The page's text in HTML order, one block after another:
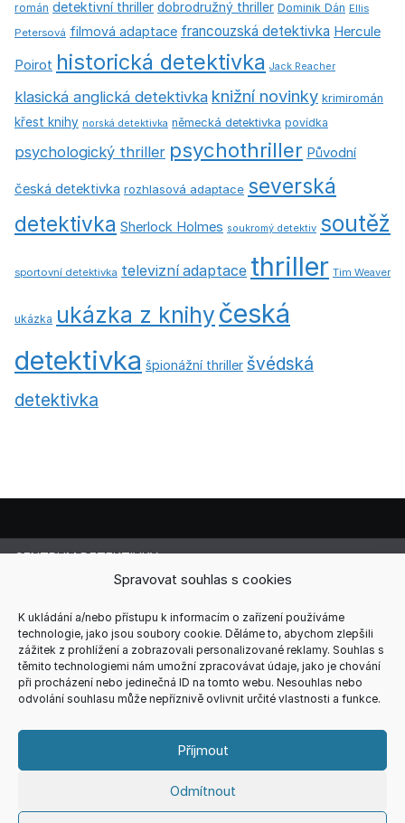
Spravovat souhlas s cookies
K ukládání a/nebo přístupu k informacím o zařízení používáme
technologie, jako jsou soubory cookie. Děláme to, abychom zlepšili
zážitek z prohlížení a zobrazovali personalizované reklamy. Souhlas s
těmito technologiemi nám umožní zpracovávat údaje, jako je chování
při procházení nebo jedinečná ID na tomto webu. Nesouhlas nebo
odvolání souhlasu může nepříznivě ovlivnit určité vlastnosti a funkce.
Příjmout
Odmítnout
román detektivní thriller dobrodružný thriller Dominik Dán Ellis
Petersová filmová adaptace francouzská detektivka Hercule
Poirot historická detektivka Jack Reacher
klasická anglická detektivka knižní novinky krimiromán
křest knihy norská detektivka německá detektivka povídka
psychologický thriller psychothriller Původní
česká detektivka rozhlasová adaptace severská
detektivka Sherlock Holmes soukromý detektiv soutěž
sportovní detektivka televizní adaptace thriller Tim Weaver
ukázka ukázka z knihy česká
detektivka špionážní thriller švédská
detektivka
CENTRUM DETEKTIVKY
Lucie Cermanová
Telefon: +420 607 856 085
E-mail: redakce@centrum-detektivky.cz
Jakékoliv přebírání obsahu povoleno pouze s písemným
souhlasem redakce.
ZÁSADY ZPRACOVÁNÍ OSOBNÍCH ÚDAJŮ
Copyright © 2026CENTRUM DETEKTIVKYTheme. All rights